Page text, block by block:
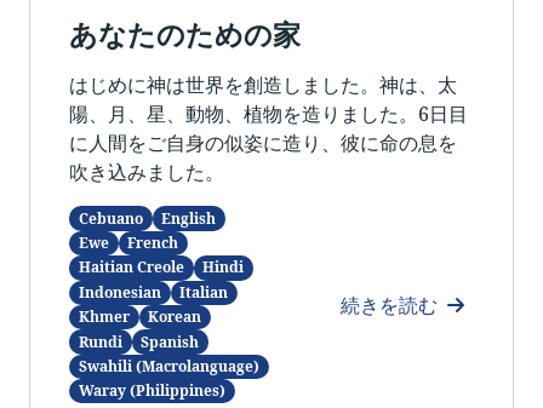
あなたのための家
はじめに神は世界を創造しました。神は、太
陽、月、星、動物、植物を造りました。6日目
に人間をご自身の似姿に造り、彼に命の息を
吹き込みました。
Cebuano
English
Ewe
French
Haitian Creole
Hindi
Indonesian
Italian
Khmer
Korean
Rundi
Spanish
Swahili (Macrolanguage)
Waray (Philippines)
続きを読む